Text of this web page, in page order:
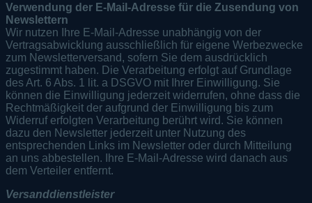
Verwendung der E-Mail-Adresse für die Zusendung von
Newslettern
Wir nutzen Ihre E-Mail-Adresse unabhängig von der
Vertragsabwicklung ausschließlich für eigene Werbezwecke
zum Newsletterversand, sofern Sie dem ausdrücklich
zugestimmt haben. Die Verarbeitung erfolgt auf Grundlage
des Art. 6 Abs. 1 lit. a DSGVO mit Ihrer Einwilligung. Sie
können die Einwilligung jederzeit widerrufen, ohne dass die
Rechtmäßigkeit der aufgrund der Einwilligung bis zum
Widerruf erfolgten Verarbeitung berührt wird. Sie können
dazu den Newsletter jederzeit unter Nutzung des
entsprechenden Links im Newsletter oder durch Mitteilung
an uns abbestellen. Ihre E-Mail-Adresse wird danach aus
dem Verteiler entfernt.
Versanddienstleister